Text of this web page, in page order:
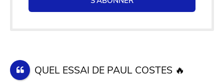
QUEL ESSAI DE PAUL COSTES 🔥